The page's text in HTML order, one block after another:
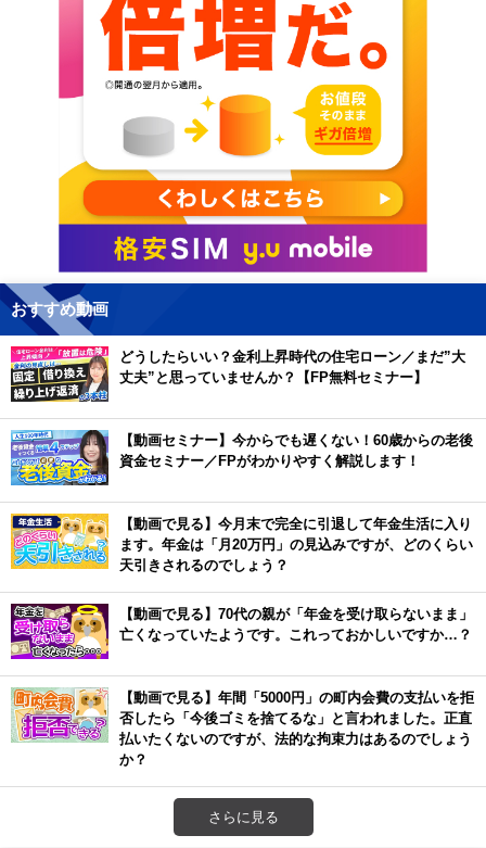
おすすめ動画
どうしたらいい？金利上昇時代の住宅ローン／まだ”大
丈夫”と思っていませんか？【FP無料セミナー】
【動画セミナー】今からでも遅くない！60歳からの老後
資金セミナー／FPがわかりやすく解説します！
【動画で見る】今月末で完全に引退して年金生活に入り
ます。年金は「月20万円」の見込みですが、どのくらい
天引きされるのでしょう？
【動画で見る】70代の親が「年金を受け取らないまま」
亡くなっていたようです。これっておかしいですか…？
【動画で見る】年間「5000円」の町内会費の支払いを拒
否したら「今後ゴミを捨てるな」と言われました。正直
払いたくないのですが、法的な拘束力はあるのでしょう
か？
さらに見る